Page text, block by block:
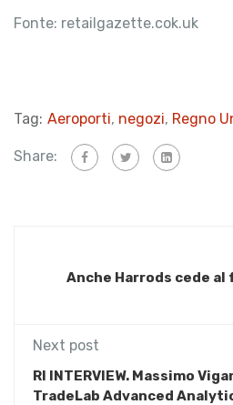
Fonte: retailgazette.cok.uk
Tag: Aeroporti, negozi, Regno
Share:
Anche Harrods cede
Next post
RI INTERVIEW. Massimo
TradeLab Advanced